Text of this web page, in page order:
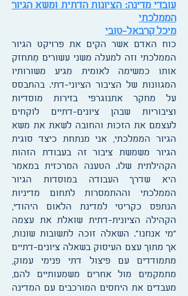
עובדי מדינה: הציונות הדתית ומשא הגיור
הממלכתי
מיכל קרבאל-טובי
כוח האדם אשר הקים את פרויקט הגיור
הממלכתי וזה למעלה משני עשורים מְתחזק
אותו כמשימה לאומית מגיע משורותיו
המגוונות של הציבור הציוני-דתי. בהתבסס
על מחקר אתנוגרפי בזירות מוסדיות
וציבוריות שבהן ציונים-דתיים לוקחים
לעצמם את הזכות והחובה לשאת את משא
הגיור הממלכתי, אני מנתחת כיצד סוגית
הגיור משמשת ציבור זה בעבודת הזהות
הקהילתית שלו. הטענה המרכזית במאמר
היא שדרך העבודה במוסדות הגיור
הממלכתי וההתמסרות לתחום מדיניות
הנתפס כקריטי למדינת הלאום היהודי,
הקהילה הציונית-דתית שואלת את עצמה
"מי אנחנו". השאלה זוכה לתשובות שונות,
אך מתוך עצם העיסוק בשאלה ציונים-דתיים
מתמודדים עם פיצול דתי פנימי עמוק,
מתמקמים מול אחרים משמעותיים להם,
מעבדים את היחסים המורכבים עם המדינה